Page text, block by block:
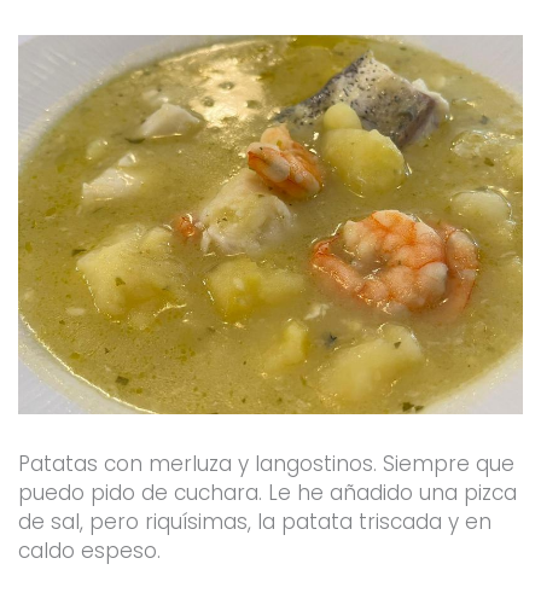
Patatas con merluza y langostinos. Siempre que
puedo pido de cuchara. Le he añadido una pizca
de sal, pero riquísimas, la patata triscada y en
caldo espeso.